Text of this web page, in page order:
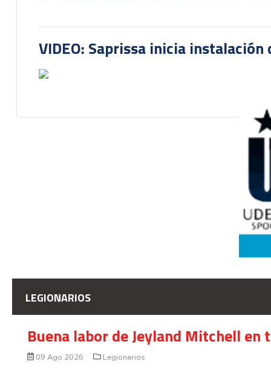
VIDEO: Saprissa inicia
LEGIONARIOS
Buena labor de Jeyland Mitchell
09 Ago 2026 Legionarios